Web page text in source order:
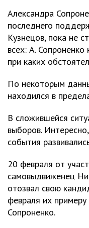
Александра
последнего
Кузнецов, пока не
всех: А.
при каких
По некоторым
находился в
В сложившейся
выборов.
события
20 февраля от
самовыдвиженец
отозвал свою
февраля их
Сопроненко.